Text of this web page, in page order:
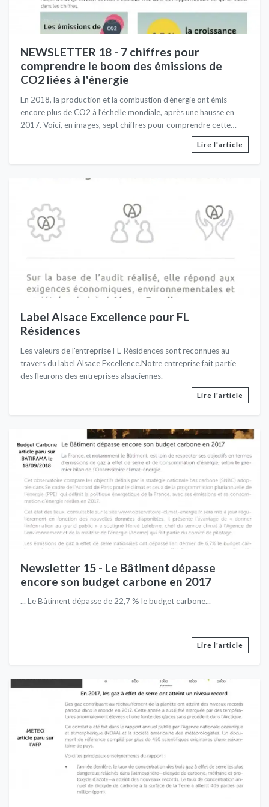
NEWSLETTER 18 - 7 chiffres pour
comprendre le boom des émissions de
CO2 liées à l'énergie
En 2018, la production et la combustion d’énergie ont émis
encore plus de CO2 à l’échelle mondiale, après une hausse en
2017. Voici, en images, sept chiffres pour comprendre cette
Lire l'article
Label Alsace Excellence pour FL
Résidences
Les valeurs de l'entreprise FL Résidences sont reconnues au
travers du label Alsace Excellence.Notre entreprise fait partie
des fleurons des entreprises alsaciennes.
Lire l'article
Newsletter 15 - Le Bâtiment dépasse
encore son budget carbone en 2017
... Le Bâtiment dépasse de 22,7 % le budget carbone...
Lire l'article